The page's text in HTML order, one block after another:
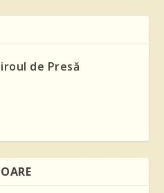
de Presă